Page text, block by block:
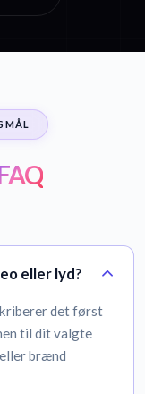
eller lyd?
det først
til dit valgte
brænd